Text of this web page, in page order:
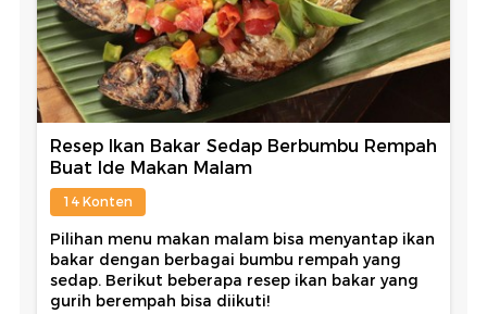
Resep Ikan Bakar Sedap Berbumbu Rempah
Buat Ide Makan Malam
14 Konten
Pilihan menu makan malam bisa menyantap ikan
bakar dengan berbagai bumbu rempah yang
sedap. Berikut beberapa resep ikan bakar yang
gurih berempah bisa diikuti!